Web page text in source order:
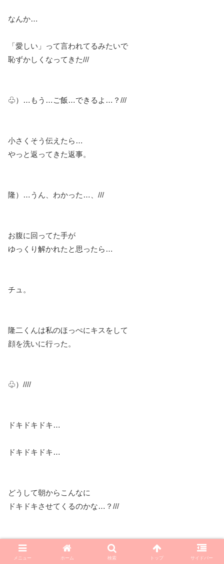
なんか…
「愛しい」って言われてるみたいで
恥ずかしくなってきた///
♧）…もう…ご飯…できるよ…？///
小さくそう伝えたら…
やっと返ってきた返事。
隆）…うん、わかった…、///
お腹に回ってた手が
ゆっくり解かれたと思ったら…
チュ。
隆二くんは私のほっぺにキスをして
顔を洗いに行った。
♧）////
ドキドキドキ…
ドキドキドキ…
どうして朝からこんなに
ドキドキさせてくるのかな…？///
……
メニュー ホーム 検索 トップ サイドバー